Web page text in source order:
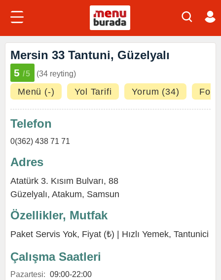
Mersin 33 Tantuni, Güzelyalı
5 /5 (34 reyting)
Menü (-) Yol Tarifi Yorum (34)
Telefon
0(362) 438 71 71
Adres
Atatürk 3. Kısım Bulvarı, 88
Güzelyalı, Atakum, Samsun
Özellikler, Mutfak
Paket Servis Yok, Fiyat (₺) | Hızlı Yemek, Tantunici
Çalışma Saatleri
Pazartesi: 09:00-22:00